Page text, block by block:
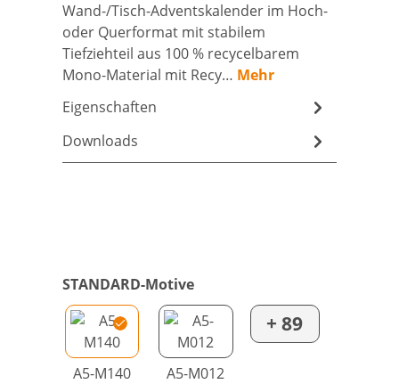
Wand-/Tisch-Adventskalender im Hoch-
oder Querformat mit stabilem
Tiefziehteil aus 100 % recycelbarem
Mono-Material mit Recy… Mehr
Eigenschaften
Downloads
STANDARD-Motive
A5-M140 A5-M012
+ 89